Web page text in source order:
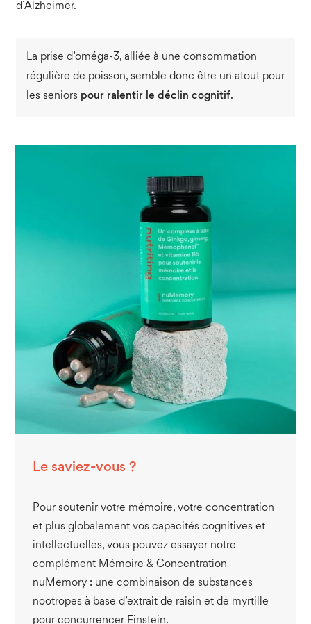
d’Alzheimer.
La prise d’oméga-3, alliée à une consommation
régulière de poisson, semble donc être un atout pour
les seniors pour ralentir le déclin cognitif.
Le saviez-vous ?
Pour soutenir votre mémoire, votre concentration
et plus globalement vos capacités cognitives et
intellectuelles, vous pouvez essayer notre
complément Mémoire & Concentration
nuMemory : une combinaison de substances
nootropes à base d’extrait de raisin et de myrtille
pour concurrencer Einstein.